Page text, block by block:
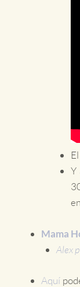
Y
Mama
Alex
Aquí